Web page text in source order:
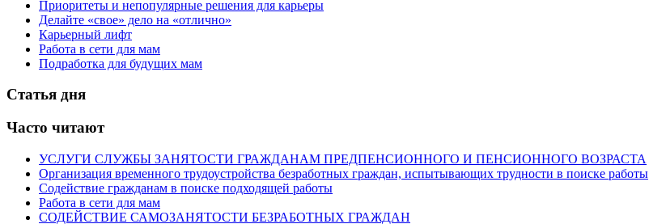
Приоритеты и непопулярные решения для карьеры
Делайте «свое» дело на «отлично»
Карьерный лифт
Работа в сети для мам
Подработка для будущих мам
Статья дня
Часто читают
УСЛУГИ СЛУЖБЫ ЗАНЯТОСТИ ГРАЖДАНАМ ПРЕДПЕНСИОННОГО И ПЕНСИОННОГО ВОЗРАСТА
Организация временного трудоустройства безработных граждан, испытывающих трудности в поиске работы
Содействие гражданам в поиске подходящей работы
Работа в сети для мам
СОДЕЙСТВИЕ САМОЗАНЯТОСТИ БЕЗРАБОТНЫХ ГРАЖДАН